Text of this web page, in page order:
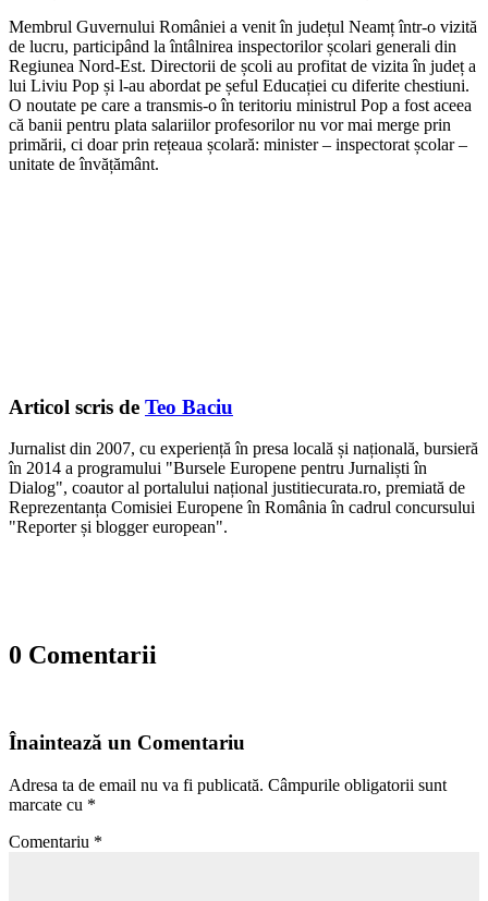
Membrul Guvernului României a venit în județul Neamț într-o vizită
de lucru, participând la întâlnirea inspectorilor școlari generali din
Regiunea Nord-Est. Directorii de școli au profitat de vizita în județ a
lui Liviu Pop și l-au abordat pe șeful Educației cu diferite chestiuni.
O noutate pe care a transmis-o în teritoriu ministrul Pop a fost aceea
că banii pentru plata salariilor profesorilor nu vor mai merge prin
primării, ci doar prin rețeaua școlară: minister – inspectorat școlar –
unitate de învățământ.
Articol scris de Teo Baciu
Jurnalist din 2007, cu experiență în presa locală și națională, bursieră
în 2014 a programului "Bursele Europene pentru Jurnaliști în
Dialog", coautor al portalului național justitiecurata.ro, premiată de
Reprezentanța Comisiei Europene în România în cadrul concursului
"Reporter și blogger european".
0 Comentarii
Înaintează un Comentariu
Adresa ta de email nu va fi publicată. Câmpurile obligatorii sunt
marcate cu *
Comentariu *